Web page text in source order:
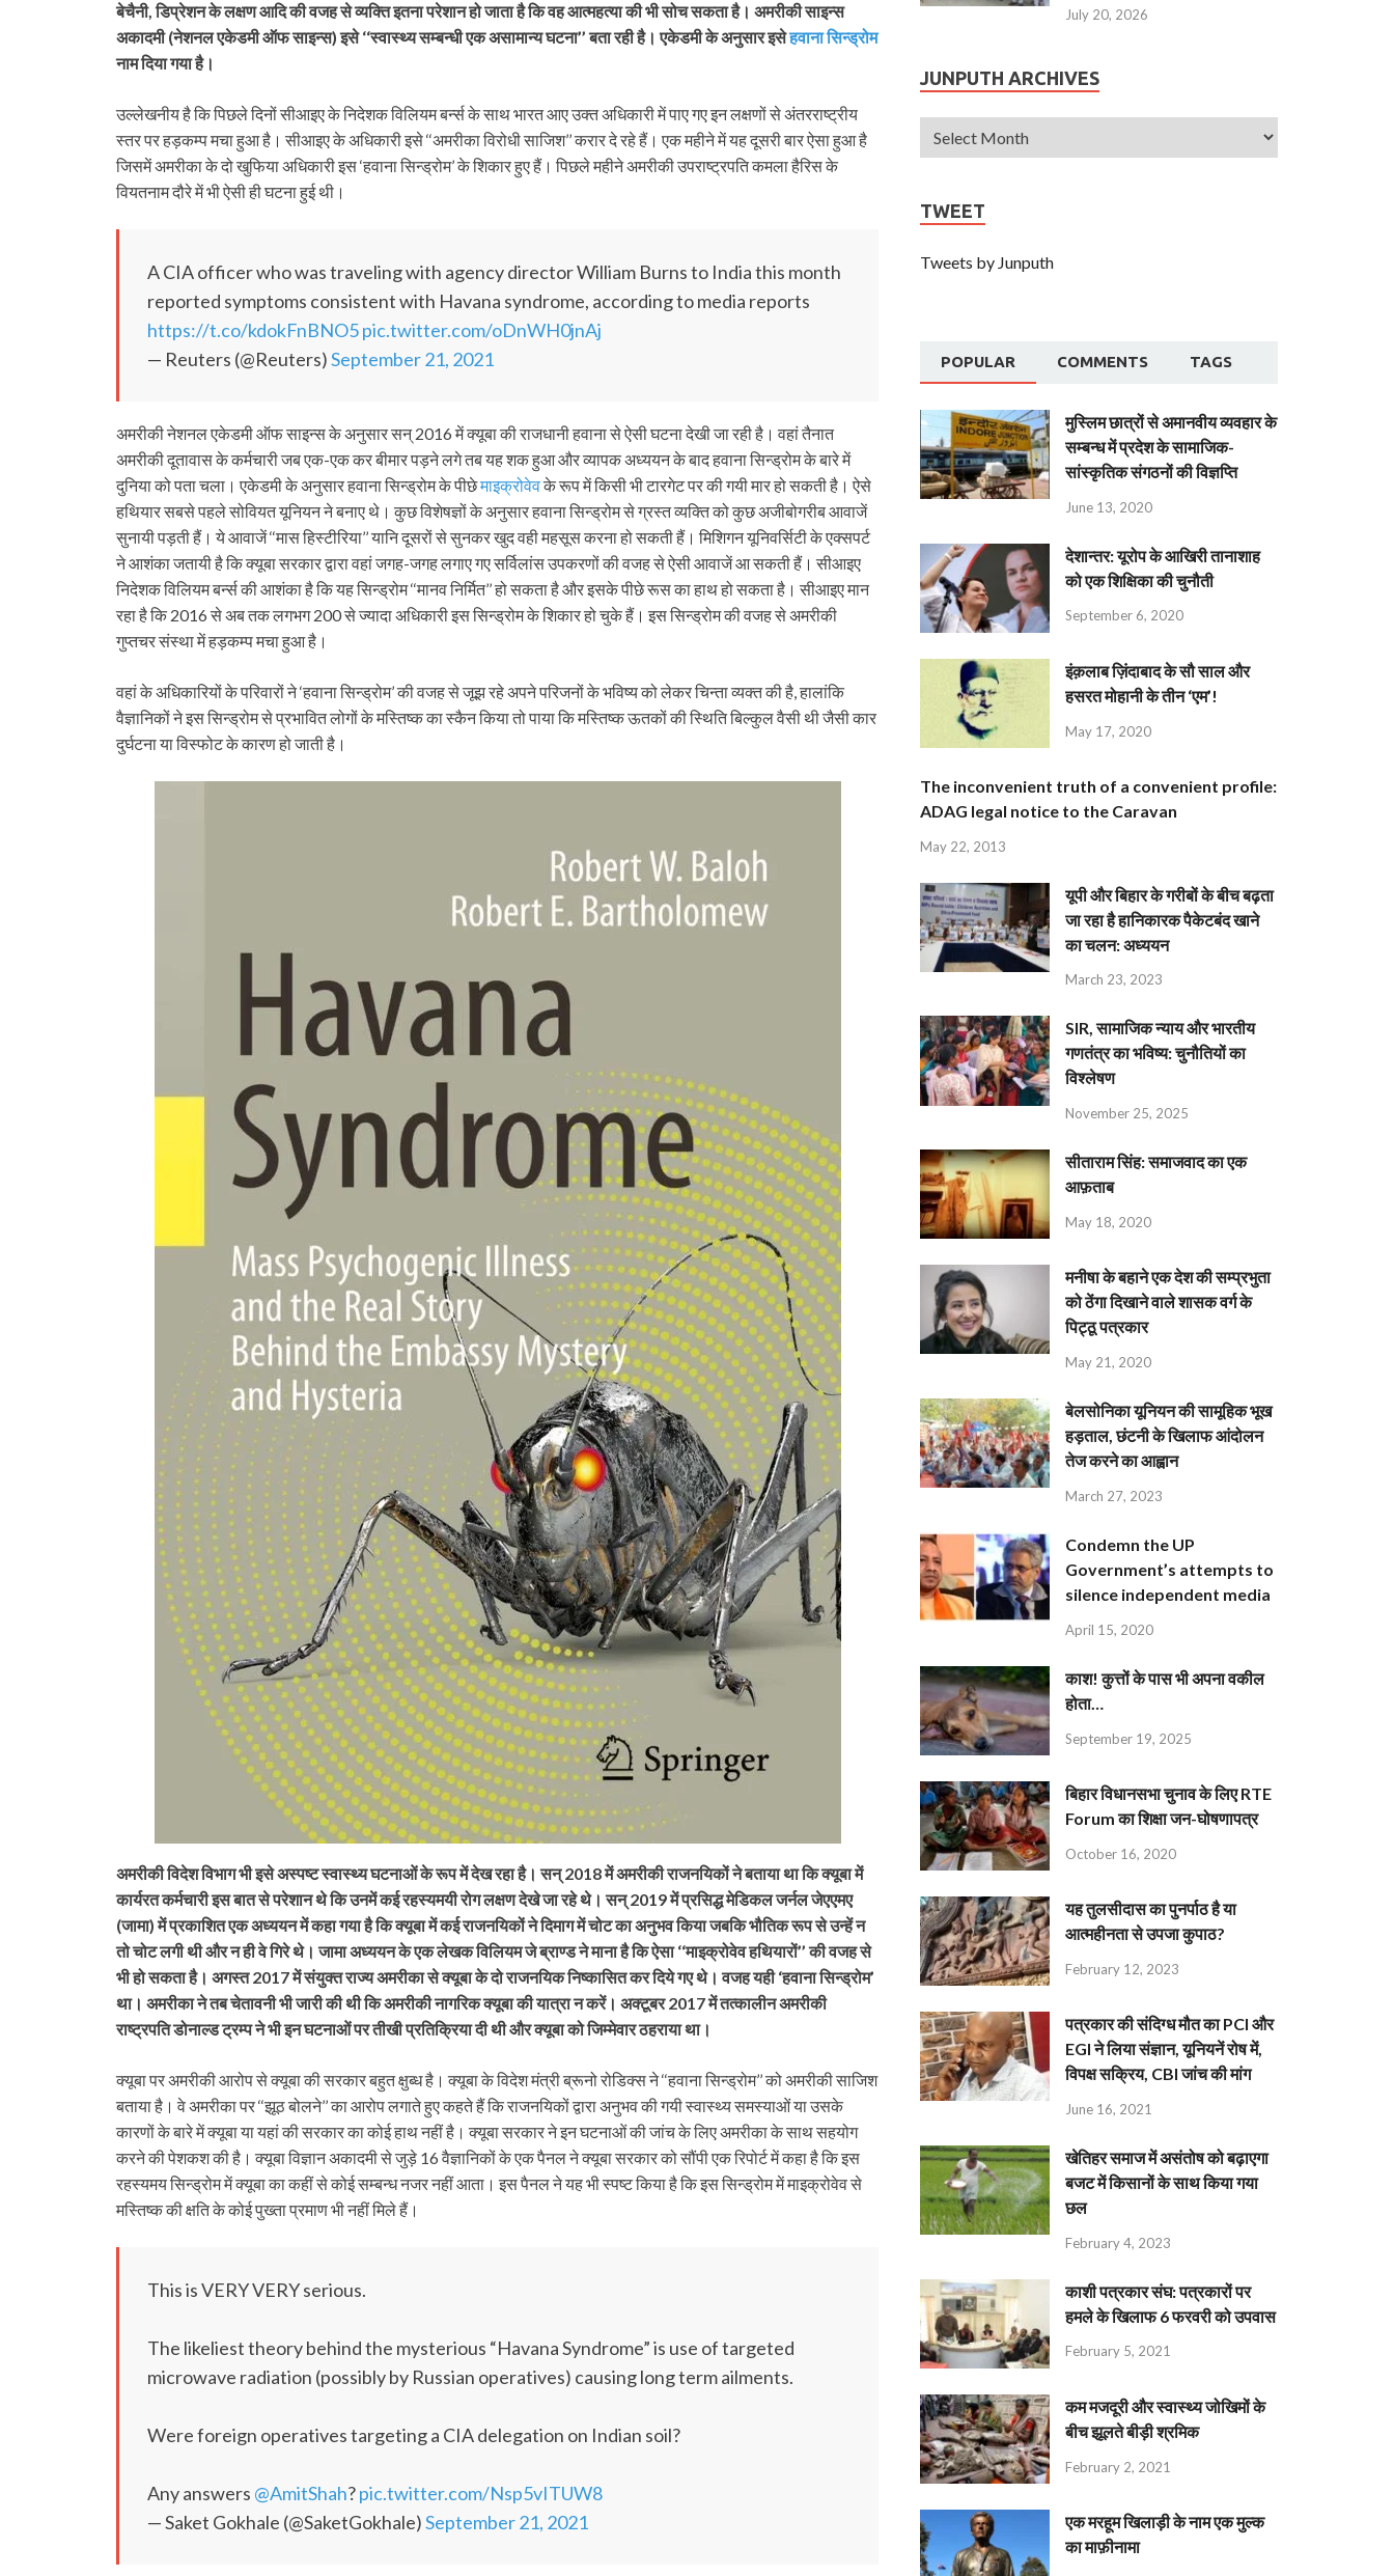
बेचैनी, डिप्रेशन के लक्षण आदि की वजह से व्यक्ति इतना परेशान हो जाता है कि वह आत्महत्या की भी सोच सकता है। अमरीकी साइन्स
अकादमी (नेशनल एकेडमी ऑफ साइन्स) इसे ‘‘स्वास्थ्य सम्बन्धी एक असामान्य घटना’’ बता रही है। एकेडमी के अनुसार इसेहवाना सिन्ड्रोम
नाम दिया गया है।
उल्लेखनीय है कि पिछले दिनों सीआइए के निदेशक विलियम बर्न्‍स के साथ भारत आए उक्त अधिकारी में पाए गए इन लक्षणों से अंतरराष्ट्रीय
स्तर पर हड़कम्प मचा हुआ है। सीआइए के अधिकारी इसे ‘‘अमरीका विरोधी साजिश’’ करार दे रहे हैं। एक महीने में यह दूसरी बार ऐसा हुआ है
जिसमें अमरीका के दो खुफिया अधिकारी इस ‘हवाना सिन्ड्रोम’ के शिकार हुए हैं। पिछले महीने अमरीकी उपराष्ट्रपति कमला हैरिस के
वियतनाम दौरे में भी ऐसी ही घटना हुई थी।
A CIA officer who was traveling with agency director William Burns to India this month
reported symptoms consistent with Havana syndrome, according to media reports
https://t.co/kdokFnBNO5pic.twitter.com/oDnWH0jnAj
— Reuters (@Reuters)September 21, 2021
अमरीकी नेशनल एकेडमी ऑफ साइन्स के अनुसार सन् 2016 में क्यूबा की राजधानी हवाना से ऐसी घटना देखी जा रही है। वहां तैनात
अमरीकी दूतावास के कर्मचारी जब एक-एक कर बीमार पड़ने लगे तब यह शक हुआ और व्यापक अध्ययन के बाद हवाना सिन्ड्रोम के बारे में
दुनिया को पता चला। एकेडमी के अनुसार हवाना सिन्ड्रोम के पीछेमाइक्रोवेवके रूप में किसी भी टारगेट पर की गयी मार हो सकती है। ऐसे
हथियार सबसे पहले सोवियत यूनियन ने बनाए थे। कुछ विशेषज्ञों के अनुसार हवाना सिन्ड्रोम से ग्रस्त व्यक्ति को कुछ अजीबोगरीब आवाजें
सुनायी पड़ती हैं। ये आवाजें ‘‘मास हिस्टीरिया’’ यानि दूसरों से सुनकर खुद वही महसूस करना हो सकती हैं। मिशिगन यूनिवर्सिटी के एक्सपर्ट
ने आशंका जतायी है कि क्यूबा सरकार द्वारा वहां जगह-जगह लगाए गए सर्विलांस उपकरणों की वजह से ऐसी आवाजें आ सकती हैं। सीआइए
निदेशक विलियम बर्न्‍स की आशंका है कि यह सिन्ड्रोम ‘‘मानव निर्मित’’ हो सकता है और इसके पीछे रूस का हाथ हो सकता है। सीआइए मान
रहा है कि 2016 से अब तक लगभग 200 से ज्यादा अधिकारी इस सिन्ड्रोम के शिकार हो चुके हैं। इस सिन्ड्रोम की वजह से अमरीकी
गुप्तचर संस्था में हड़कम्प मचा हुआ है।
वहां के अधिकारियों के परिवारों ने ‘हवाना सिन्ड्रोम’ की वजह से जूझ रहे अपने परिजनों के भविष्य को लेकर चिन्ता व्यक्त की है, हालांकि
वैज्ञानिकों ने इस सिन्ड्रोम से प्रभावित लोगों के मस्तिष्क का स्कैन किया तो पाया कि मस्तिष्क ऊतकों की स्थिति बिल्कुल वैसी थी जैसी कार
दुर्घटना या विस्फोट के कारण हो जाती है।
अमरीकी विदेश विभाग भी इसे अस्पष्ट स्वास्थ्य घटनाओं के रूप में देख रहा है। सन् 2018 में अमरीकी राजनयिकों ने बताया था कि क्यूबा में
कार्यरत कर्मचारी इस बात से परेशान थे कि उनमें कई रहस्यमयी रोग लक्षण देखे जा रहे थे। सन् 2019 में प्रसिद्ध मेडिकल जर्नल जेएएमए
(जामा) में प्रकाशित एक अध्ययन में कहा गया है कि क्यूबा में कई राजनयिकों ने दिमाग में चोट का अनुभव किया जबकि भौतिक रूप से उन्हें न
तो चोट लगी थी और न ही वे गिरे थे। जामा अध्ययन के एक लेखक विलियम जे ब्राण्ड ने माना है कि ऐसा ‘‘माइक्रोवेव हथियारों’’ की वजह से
भी हो सकता है। अगस्त 2017 में संयुक्त राज्य अमरीका से क्यूबा के दो राजनयिक निष्कासित कर दिये गए थे। वजह यही ‘हवाना सिन्ड्रोम’
था। अमरीका ने तब चेतावनी भी जारी की थी कि अमरीकी नागरिक क्यूबा की यात्रा न करें। अक्टूबर 2017 में तत्कालीन अमरीकी
राष्ट्रपति डोनाल्ड ट्रम्प ने भी इन घटनाओं पर तीखी प्रतिक्रिया दी थी और क्यूबा को जिम्मेवार ठहराया था।
क्यूबा पर अमरीकी आरोप से क्यूबा की सरकार बहुत क्षुब्ध है। क्यूबा के विदेश मंत्री ब्रूनो रोडिक्स ने ‘‘हवाना सिन्ड्रोम’’ को अमरीकी साजिश
बताया है। वे अमरीका पर ‘‘झूठ बोलने’’ का आरोप लगाते हुए कहते हैं कि राजनयिकों द्वारा अनुभव की गयी स्वास्थ्य समस्याओं या उसके
कारणों के बारे में क्यूबा या यहां की सरकार का कोई हाथ नहीं है। क्यूबा सरकार ने इन घटनाओं की जांच के लिए अमरीका के साथ सहयोग
करने की पेशकश की है। क्यूबा विज्ञान अकादमी से जुड़े 16 वैज्ञानिकों के एक पैनल ने क्यूबा सरकार को सौंपी एक रिपोर्ट में कहा है कि इस
रहस्यमय सिन्ड्रोम में क्यूबा का कहीं से कोई सम्बन्ध नजर नहीं आता। इस पैनल ने यह भी स्पष्ट किया है कि इस सिन्ड्रोम में माइक्रोवेव से
मस्तिष्क की क्षति के कोई पुख्ता प्रमाण भी नहीं मिले हैं।
This is VERY VERY serious.
The likeliest theory behind the mysterious “Havana Syndrome” is use of targeted
microwave radiation (possibly by Russian operatives) causing long term ailments.
Were foreign operatives targeting a CIA delegation on Indian soil?
Any answers @AmitShah?pic.twitter.com/Nsp5vITUW8
— Saket Gokhale (@SaketGokhale)September 21, 2021
July 20, 2026
JUNPUTH ARCHIVES
TWEET
Tweets by Junputh
POPULAR COMMENTS TAGS
मुस्लिम छात्रों से अमानवीय व्यवहार के
सम्बन्ध में प्रदेश के सामाजिक-
सांस्कृतिक संगठनों की विज्ञप्ति
June 13, 2020
देशान्‍तर: यूरोप के आखिरी तानाशाह
को एक शिक्षिका की चुनौती
September 6, 2020
इंक़लाब ज़िंदाबाद के सौ साल और
हसरत मोहानी के तीन ‘एम’!
May 17, 2020
The inconvenient truth of a convenient profile:
ADAG legal notice to the Caravan
May 22, 2013
यूपी और बिहार के गरीबों के बीच बढ़ता
जा रहा है हानिकारक पैकेटबंद खाने
का चलन: अध्ययन
March 23, 2023
SIR, सामाजिक न्याय और भारतीय
गणतंत्र का भविष्य: चुनौतियों का
विश्लेषण
November 25, 2025
सीताराम सिंह: समाजवाद का एक
आफ़ताब
May 18, 2020
मनीषा के बहाने एक देश की सम्प्रभुता
को ठेंगा दिखाने वाले शासक वर्ग के
पिट्ठू पत्रकार
May 21, 2020
बेलसोनिका यूनियन की सामूहिक भूख
हड़ताल, छंटनी के खिलाफ आंदोलन
तेज करने का आह्वान
March 27, 2023
Condemn the UP
Government’s attempts to
silence independent media
April 15, 2020
काश! कुत्तों के पास भी अपना वकील
होता…
September 19, 2025
बिहार विधानसभा चुनाव के लिए RTE
Forum का शिक्षा जन-घोषणापत्र
October 16, 2020
यह तुलसीदास का पुनर्पाठ है या
आत्महीनता से उपजा कुपाठ?
February 12, 2023
पत्रकार की संदिग्ध मौत का PCI और
EGI ने लिया संज्ञान, यूनियनें रोष में,
विपक्ष सक्रिय, CBI जांच की मांग
June 16, 2021
खेतिहर समाज में असंतोष को बढ़ाएगा
बजट में किसानों के साथ किया गया
छल
February 4, 2023
काशी पत्रकार संघ: पत्रकारों पर
हमले के खिलाफ 6 फरवरी को उपवास
February 5, 2021
कम मजदूरी और स्वास्थ्य जोखिमों के
बीच झूलते बीड़ी श्रमिक
February 2, 2021
एक मरहूम खिलाड़ी के नाम एक मुल्क
का माफ़ीनामा